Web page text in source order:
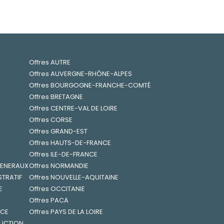
Offres AUTRE
Offres AUVERGNE-RHÔNE-ALPES
Offres BOURGOGNE-FRANCHE-COMTÉ
Offres BRETAGNE
Offres CENTRE-VAL DE LOIRE
Offres CORSE
Offres GRAND-EST
Offres HAUTS-DE-FRANCE
Offres ILE-DE-FRANCE
Offres NORMANDIE
Offres NOUVELLE-AQUITAINE
Offres OCCITANIE
Offres PACA
Offres PAYS DE LA LOIRE